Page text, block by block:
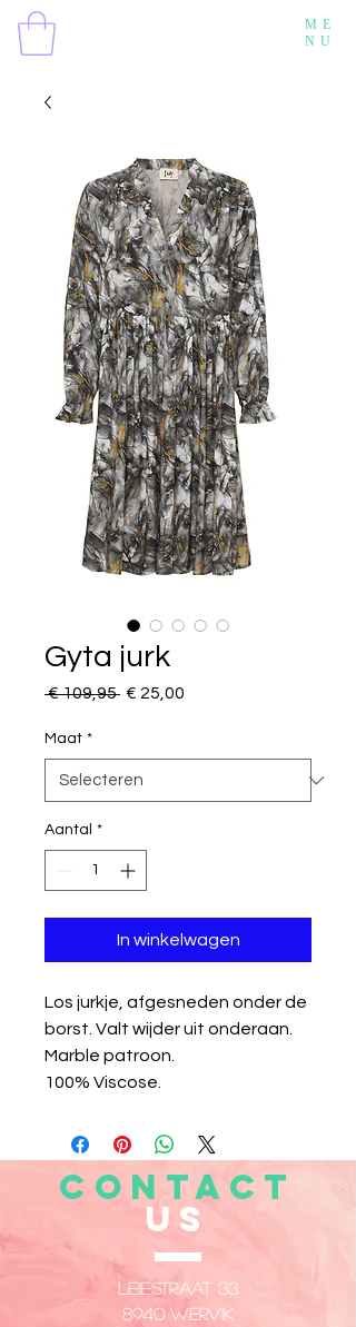
ME
NU
Gyta jurk
€ 109,95 Normale
€ 25,00
Maat *
Aantal *
In winkelwagen
Los jurkje, afgesneden onder de
borst. Valt wijder uit onderaan.
Marble patroon.
100% Viscose.
CONTACT
US
Leiestraat 33
8940 Wervik